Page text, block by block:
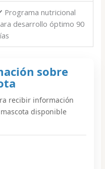
Programa nutricional
desarrollo óptimo 90
sobre
recibir información
disponible